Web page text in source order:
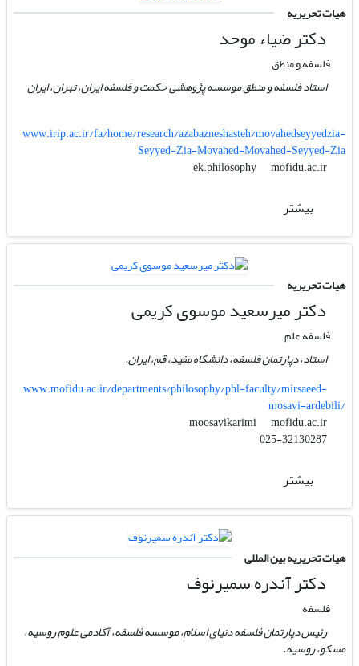
هیات تحریریه
دکتر ضیاء موحد
فلسفه و منطق
استاد فلسفه و منطق موسسه پژوهشی حکمت و فلسفه ایران، تهران، ایران
www.irip.ac.ir/fa/home/research/azabazneshasteh/movahedseyyedzia-
Seyyed-Zia-Movahed-Movahed-Seyyed-Zia
ek.philosophy
mofidu.ac.ir
بیشتر
هیات تحریریه
دکتر میرسعید موسوی کریمی
فلسفه علم
استاد، دپارتمان فلسفه، دانشگاه مفید، قم، ایران.
www.mofidu.ac.ir/departments/philosophy/phl-faculty/mirsaeed-
mosavi-ardebili/
moosavikarimi
mofidu.ac.ir
025-32130287
بیشتر
هیات تحریریه بین المللی
دکتر آندره سمیرنوف
فلسفه
رئیس دپارتمان فلسفه دنیای اسلام، موسسه فلسفه، آکادمی علوم روسیه،
مسکو، روسیه.